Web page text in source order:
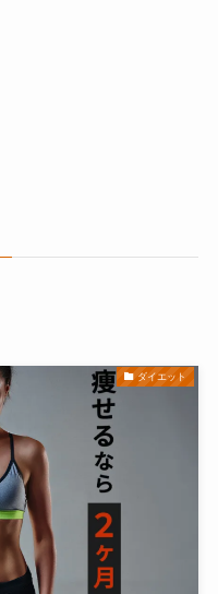
ダイエット